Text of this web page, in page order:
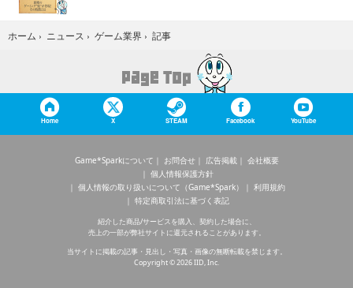
ホーム › ニュース › ゲーム業界 › 記事
Home X STEAM Facebook YouTube
Game*Sparkについて お問合せ 広告掲載
会社概要
個人情報保護方針
個人情報の取り扱いについて（Game*Spark）
利用規約
特定商取引法に基づく表記
紹介した商品/サービスを購入、契約した場合に、
売上の一部が弊社サイトに還元されることがあります。
当サイトに掲載の記事・見出し・写真・画像の無断転載を禁じます。
Copyright © 2026 IID, Inc.